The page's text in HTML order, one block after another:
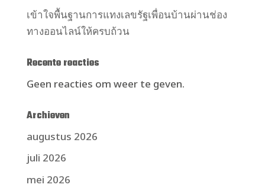
เข้าใจพื้นฐานการแทงเลขรัฐเพื่อนบ้านผ่านช่อง
ทางออนไลน์ให้ครบถ้วน
Recente reacties
Geen reacties om weer te geven.
Archieven
augustus 2026
juli 2026
mei 2026